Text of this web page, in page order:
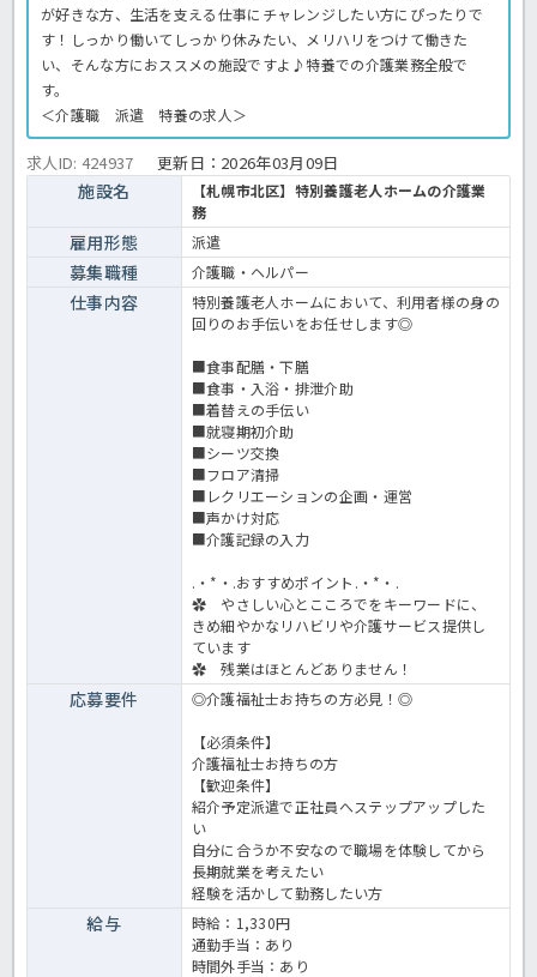
が好きな方、生活を支える仕事にチャレンジしたい方にぴったりで
す！しっかり働いてしっかり休みたい、メリハリをつけて働きた
い、そんな方におススメの施設ですよ♪特養での介護業務全般で
す。
＜介護職 派遣 特養の求人＞
求人ID: 424937 更新日： 2026年03月09日
施設名
【札幌市北区】特別養護老人ホームの介護業
務
雇用形態 派遣
募集職種 介護職・ヘルパー
仕事内容
特別養護老人ホームにおいて、利用者様の身の
回りのお手伝いをお任せします◎
■食事配膳・下膳
■食事・入浴・排泄介助
■着替えの手伝い
■就寝期初介助
■シーツ交換
■フロア清掃
■レクリエーションの企画・運営
■声かけ対応
■介護記録の入力
.・*・.おすすめポイント.・*・.
✿ やさしい心とこころでをキーワードに、
きめ細やかなリハビリや介護サービス提供し
ています
✿ 残業はほとんどありません！
応募要件 ◎介護福祉士お持ちの方必見！◎
【必須条件】
介護福祉士お持ちの方
【歓迎条件】
紹介予定派遣で正社員へステップアップした
い
自分に合うか不安なので職場を体験してから
長期就業を考えたい
経験を活かして勤務したい方
給与
時給：1,330円
通勤手当：あり
時間外手当：あり